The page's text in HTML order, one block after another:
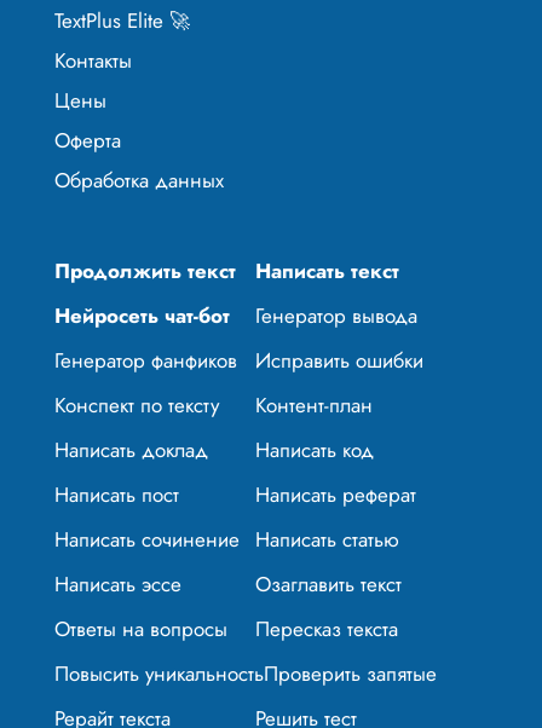
TextPlus Elite 🚀
Контакты
Цены
Оферта
Обработка данных
Продолжить текст
Написать текст
Нейросеть чат-бот
Генератор вывода
Генератор фанфиков
Исправить ошибки
Конспект по тексту
Контент-план
Написать доклад
Написать код
Написать пост
Написать реферат
Написать сочинение Написать статью
Написать эссе
Озаглавить текст
Ответы на вопросы
Пересказ текста
Повысить уникальностьПроверить запятые
Рерайт текста
Решить тест